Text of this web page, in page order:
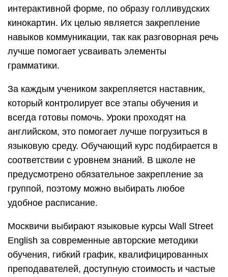
интерактивной форме, по образу голливудских
кинокартин. Их целью является закрепление
навыков коммуникации, так как разговорная речь
лучше помогает усваивать элементы
грамматики.
За каждым учеником закрепляется наставник,
который контролирует все этапы обучения и
всегда готовы помочь. Уроки проходят на
английском, это помогает лучше погрузиться в
языковую среду. Обучающий курс подбирается в
соответствии с уровнем знаний. В школе не
предусмотрено обязательное закрепление за
группой, поэтому можно выбирать любое
удобное расписание.
Москвичи выбирают языковые курсы Wall Street
English за современные авторские методики
обучения, гибкий график, квалифицированных
преподавателей, доступную стоимость и частые